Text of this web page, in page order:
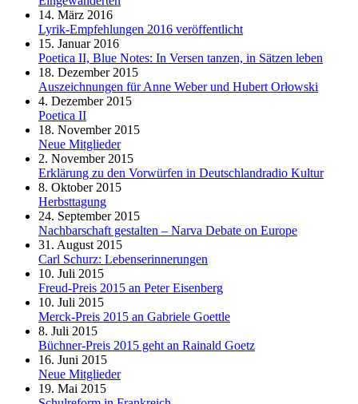
14. März 2016
Lyrik-Empfehlungen 2016 veröffentlicht
15. Januar 2016
Poetica II, Blue Notes: In Versen tanzen, in Sätzen leben
18. Dezember 2015
Auszeichnungen für Anne Weber und Hubert Orłowski
4. Dezember 2015
Poetica II
18. November 2015
Neue Mitglieder
2. November 2015
Erklärung zu den Vorwürfen in Deutschlandradio Kultur
8. Oktober 2015
Herbsttagung
24. September 2015
Nachbarschaft gestalten – Narva Debate on Europe
31. August 2015
Carl Schurz: Lebenserinnerungen
10. Juli 2015
Freud-Preis 2015 an Peter Eisenberg
10. Juli 2015
Merck-Preis 2015 an Gabriele Goettle
8. Juli 2015
Büchner-Preis 2015 geht an Rainald Goetz
16. Juni 2015
Neue Mitglieder
19. Mai 2015